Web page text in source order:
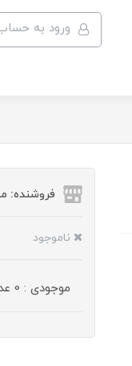
ورود به
فروشنده:
ناموجود
موجودی : 0 عدد